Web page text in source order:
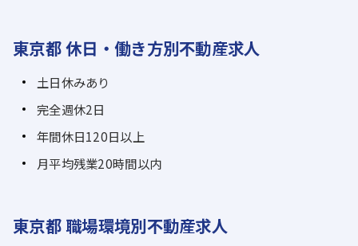
東京都 休日・働き方別不動産求人
土日休みあり
完全週休2日
年間休日120日以上
月平均残業20時間以内
東京都 職場環境別不動産求人